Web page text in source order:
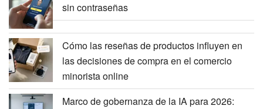
sin contraseñas
Cómo las reseñas de productos influyen en
las decisiones de compra en el comercio
minorista online
Marco de gobernanza de la IA para 2026: